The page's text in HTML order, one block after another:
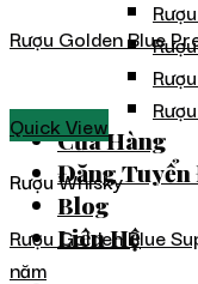
Cửa Hàng
Đăng Tuyển
Blog
Liên Hệ
Rượu Golden Blue
Quick View
Rượu Whisky
Rượu Golden Blue
năm